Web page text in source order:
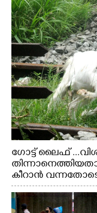
ഗോട്ട് ലൈഫ്
കീറാൻ
വേണ്ടിയായി
നിന്നുള്ള കാഴ്ച